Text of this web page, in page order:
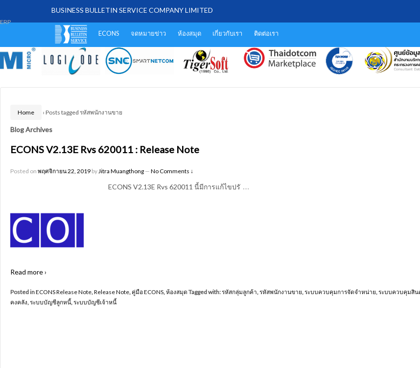
BUSINESS BULLETIN SERVICE COMPANY LIMITED
ERP
ECONS จดหมายข่าว ห้องสมุด เกี่ยวกับเรา ติดต่อเรา
Home › Posts tagged รหัสพนักงานขาย
Blog Archives
ECONS V2.13E Rvs 620011 : Release Note
Posted on พฤศจิกายน 22, 2019 by Jitra Muangthong — No Comments ↓
ECONS V2.13E Rvs 620011 นี้มีการแก้ไขปรั …
Read more ›
Posted inECONS Release Note, Release Note, คู่มือ ECONS, ห้องสมุด Tagged with:รหัสกลุ่มลูกค้า, รหัสพนักงานขาย, ระบบควบคุมการจัดจำหน่าย, ระบบควบคุมสิน
คงคลัง, ระบบบัญชีลูกหนี้, ระบบบัญชีเจ้าหนี้